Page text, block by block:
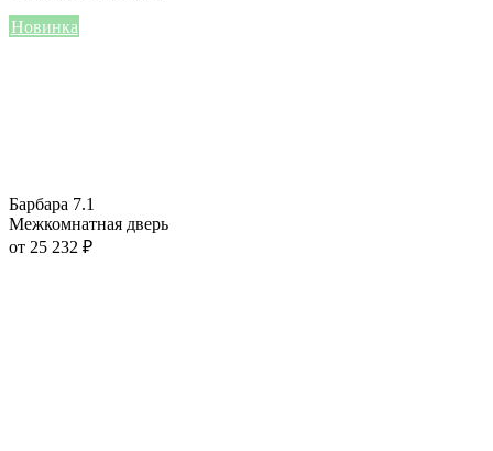
Новинка
Барбара 7.1
Межкомнатная дверь
от 25 232 ₽